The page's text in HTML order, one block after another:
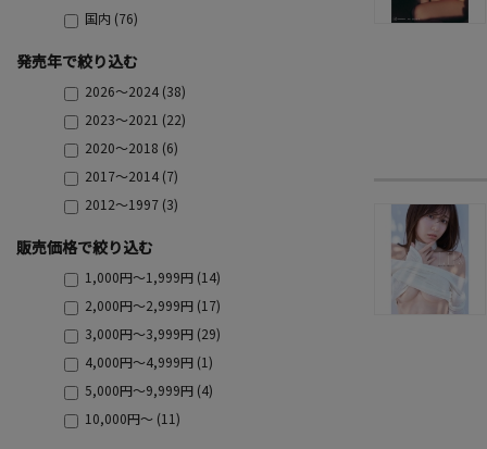
国内 (76)
発売年で絞り込む
2026～2024 (38)
2023～2021 (22)
2020～2018 (6)
2017～2014 (7)
2012～1997 (3)
販売価格で絞り込む
1,000円～1,999円 (14)
2,000円～2,999円 (17)
3,000円～3,999円 (29)
4,000円～4,999円 (1)
5,000円～9,999円 (4)
10,000円～ (11)